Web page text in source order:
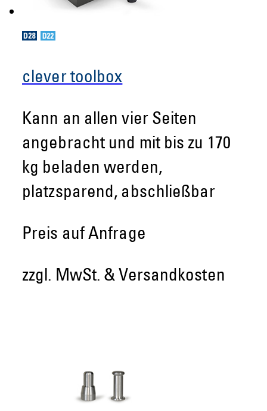
clever toolbox
Kann an allen vier Seiten
angebracht und mit bis zu 170
kg beladen werden,
platzsparend, abschließbar
Preis auf Anfrage
zzgl. MwSt. & Versandkosten